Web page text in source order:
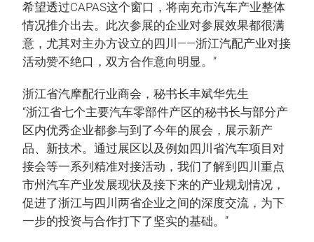
希望透过CAPAS这个窗口，将南充市汽车产业整体
情况推介出去。此次参展的企业对参展效果都很满
意，尤其对主办方设立的四川——浙江汽配产业对接
活动赞不绝口，双方合作意向明显。”
浙江省汽摩配行业商会，秘书长丰斌华先生
“浙江省七个主要汽车零部件产区的秘书长与部分产
区内优秀企业都参与到了今年的展会，展示新产
品、新技术。通过展区以及例如四川省汽车项目对
接会等一系列精准对接活动，我们了解到四川重点
市州汽车产业发展现状及接下来的产业规划情况，
促进了浙江与四川两省企业之间的深度交流，为下
一步的投资与合作打下了坚实的基础。”